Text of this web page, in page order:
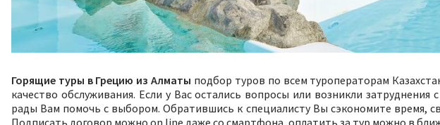
Горящие туры в Грецию из Алматы подбор туров по всем туроператорам
качество обслуживания. Если у Вас остались вопросы или возникли
рады Вам помочь с выбором. Обратившись к специалисту Вы сэкономите время,
Подписать договор можно on line даже со смартфона, оплатить за тур можно в